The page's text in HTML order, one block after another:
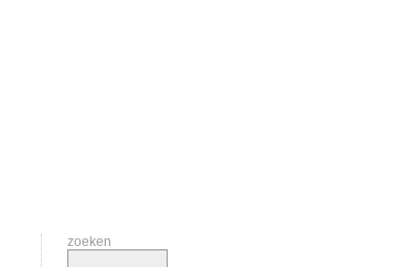
zoeken